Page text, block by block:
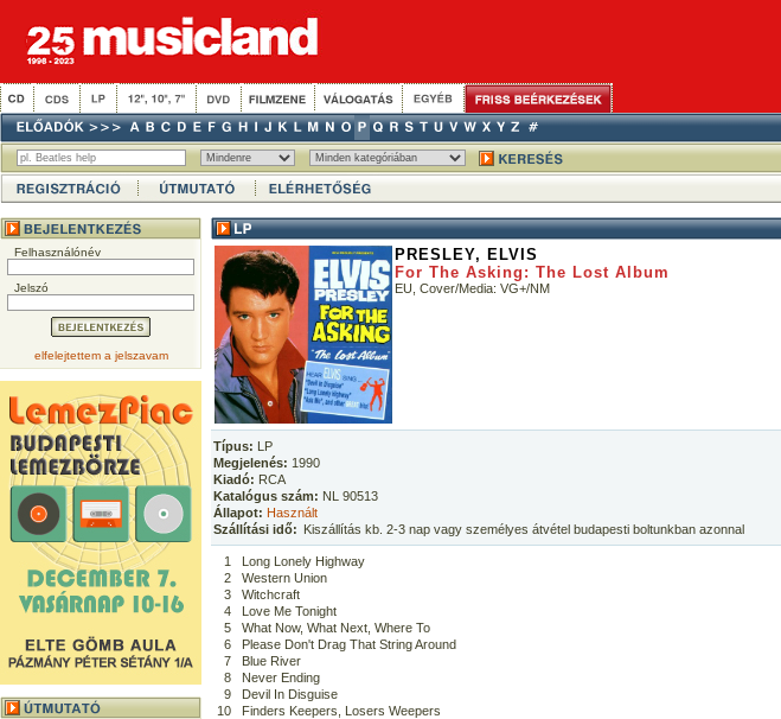
Felhasználónév
Jelszó
elfelejtettem a jelszavam
PRESLEY, ELVIS
For The Asking: The Lost Album
EU, Cover/Media: VG+/NM
Típus: LP
Megjelenés: 1990
Kiadó: RCA
Katalógus szám: NL 90513
Állapot: Használt
Szállítási idő: Kiszállítás kb. 2-3 nap vagy személyes átvétel budapesti boltunkban azonnal
1
Long Lonely Highway
2
Western Union
3
Witchcraft
4
Love Me Tonight
5
What Now, What Next, Where To
6
Please Don't Drag That String Around
7
Blue River
8
Never Ending
9
Devil In Disguise
10
Finders Keepers, Losers Weepers